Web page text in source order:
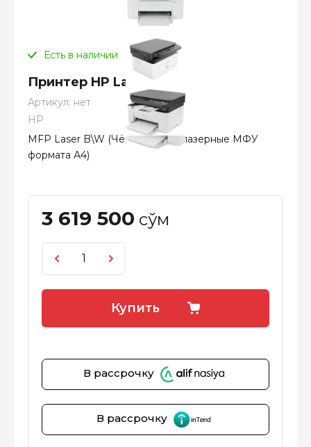
Есть в наличии
Принтер HP Laser 135w
Артикул: нет
HP
MFP Laser B\W (Чёрно-белые лазерные МФУ
формата А4)
3 619 500 сўм
Купить
В рассрочку
В рассрочку